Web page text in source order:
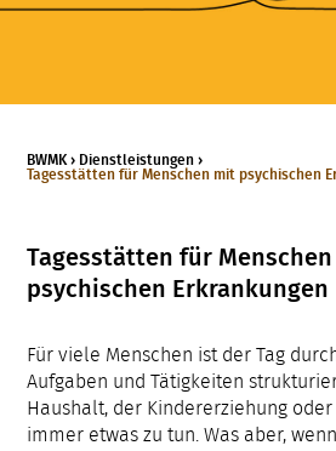
BWMK › Dienstl­eistungen ›
Tagesstätten für Menschen mit psychischen
Tagesstätten für
psychischen Erkrankungen
Für viele Menschen ist der Tag
Aufgaben und Tätigkeiten
Haushalt, der Kindererziehung
immer etwas zu tun. Was aber,